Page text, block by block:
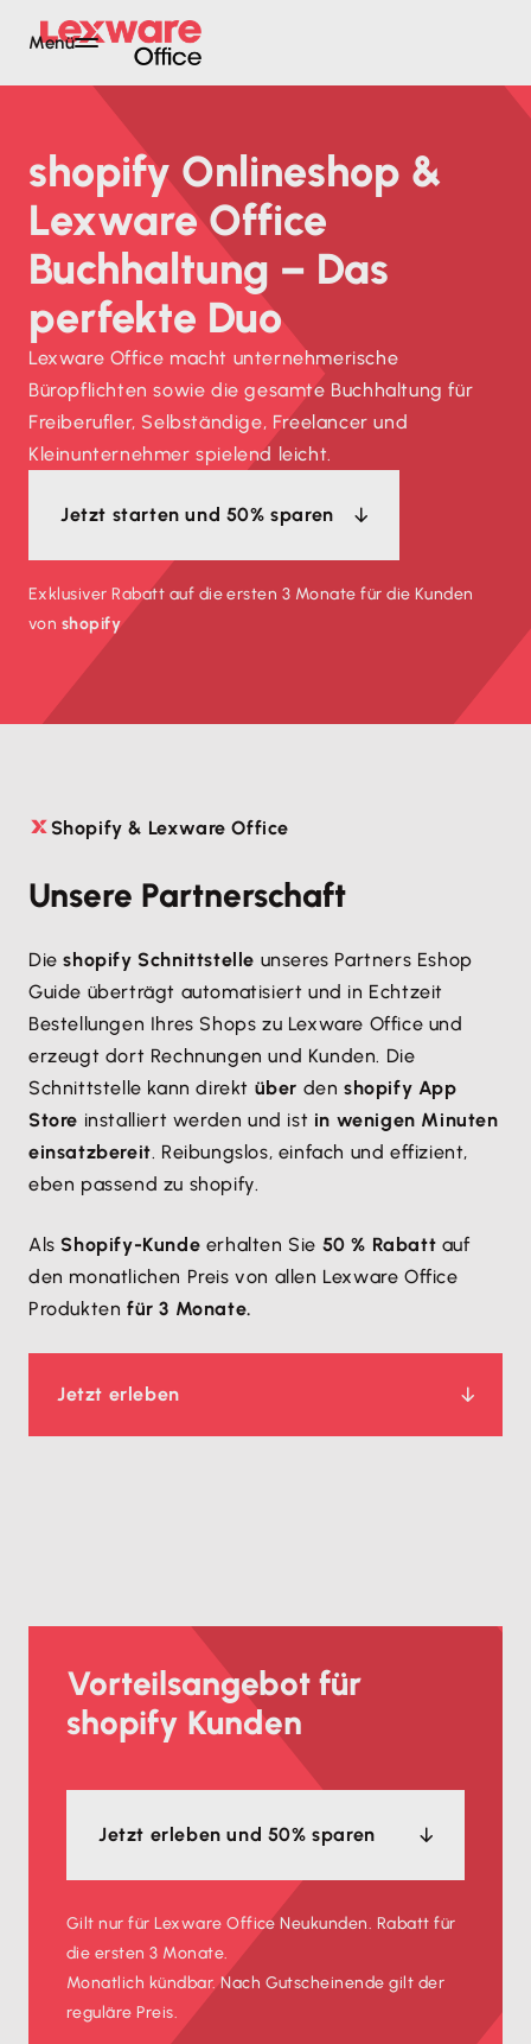
Menü
shopify Onlineshop &
Lexware Office
Buchhaltung – Das
perfekte Duo
Lexware Office macht unternehmerische
Büropflichten sowie die gesamte Buchhaltung für
Freiberufler, Selbständige, Freelancer und
Kleinunternehmer spielend leicht.
Jetzt starten und 50% sparen
Exklusiver Rabatt auf die ersten 3 Monate für die Kunden
von shopify
Shopify & Lexware Office
Unsere Partnerschaft
Dieshopify Schnittstelle unseres Partners Eshop
Guide überträgt automatisiert und in Echtzeit
Bestellungen Ihres Shops zu Lexware Office und
erzeugt dort Rechnungen und Kunden. Die
Schnittstelle kann direkt über denshopify App
Store installiert werden und ist in wenigen Minuten
einsatzbereit. Reibungslos, einfach und effizient,
eben passend zu shopify.
AlsShopify-Kunde erhalten Sie 50 % Rabatt auf
den monatlichen Preis von allen Lexware Office
Produkten für 3 Monate.
Jetzt erleben
Vorteilsangebot für
shopify Kunden
Jetzt erleben und 50% sparen
Gilt nur für Lexware Office Neukunden. Rabatt für
die ersten 3 Monate.
Monatlich kündbar. Nach Gutscheinende gilt der
reguläre Preis.